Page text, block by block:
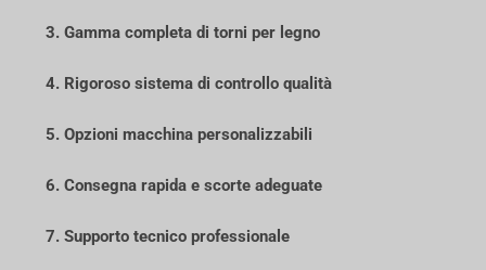
3. Gamma completa di torni per legno
4. Rigoroso sistema di controllo qualità
5. Opzioni macchina personalizzabili
6. Consegna rapida e scorte adeguate
7. Supporto tecnico professionale